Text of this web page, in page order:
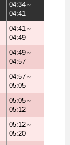
04:34～
04:41
04:41～
04:49
04:49～
04:57
04:57～
05:05
05:05～
05:12
05:12～
05:20